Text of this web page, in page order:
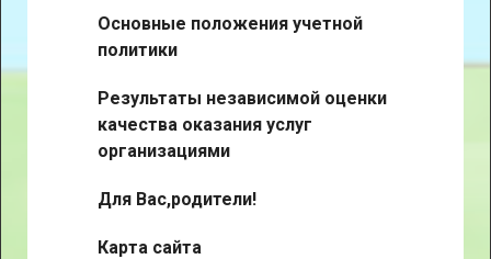
Основные положения учетной
политики
Результаты независимой оценки
качества оказания услуг
организациями
Для Вас,родители!
Карта сайта